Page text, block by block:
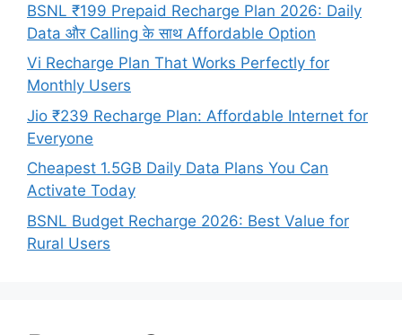
BSNL ₹199 Prepaid Recharge Plan 2026: Daily
Data और Calling के साथ Affordable Option
Vi Recharge Plan That Works Perfectly for
Monthly Users
Jio ₹239 Recharge Plan: Affordable Internet for
Everyone
Cheapest 1.5GB Daily Data Plans You Can
Activate Today
BSNL Budget Recharge 2026: Best Value for
Rural Users